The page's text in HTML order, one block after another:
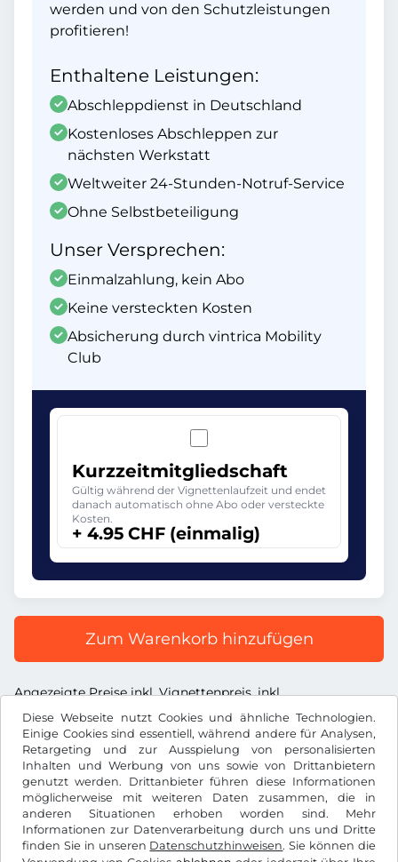
Diese Webseite nutzt Cookies und ähnliche Technologien.
Einige Cookies sind essentiell, während andere für Analysen,
Retargeting und zur Ausspielung von personalisierten
Inhalten und Werbung von uns sowie von Drittanbietern
genutzt werden. Drittanbieter führen diese Informationen
möglicherweise mit weiteren Daten zusammen, die in
anderen Situationen erhoben worden sind. Mehr
Informationen zur Datenverarbeitung durch uns und Dritte
finden Sie in unseren Datenschutzhinweisen. Sie können die
werden und von den Schutzleistungen
profitieren!
Enthaltene Leistungen:
Abschleppdienst in Deutschland
Kostenloses Abschleppen zur
nächsten Werkstatt
Weltweiter 24-Stunden-Notruf-Service
Ohne Selbstbeteiligung
Unser Versprechen:
Einmalzahlung, kein Abo
Keine versteckten Kosten
Absicherung durch vintrica Mobility
Club
Kurzzeitmitgliedschaft
Gültig während der Vignettenlaufzeit und endet
danach automatisch ohne Abo oder versteckte
Kosten.
+ 4.95 CHF (einmalig)
Zum Warenkorb hinzufügen
Angezeigte Preise inkl. Vignettenpreis, inkl.
Dienstleistungsentgelt und inkl. der gesetzl. MWST
CHF
Facebook Instagram